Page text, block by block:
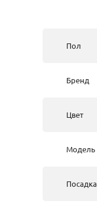
Пол
Бренд
Цвет
Модель
Посадка